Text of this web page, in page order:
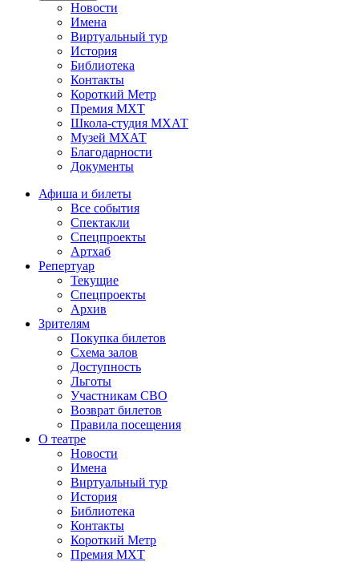
Новости
Имена
Виртуальный тур
История
Библиотека
Контакты
Короткий Метр
Премия МХТ
Школа-студия МХАТ
Музей МХАТ
Благодарности
Документы
Афиша и билеты
Все события
Спектакли
Спецпроекты
Артхаб
Репертуар
Текущие
Спецпроекты
Архив
Зрителям
Покупка билетов
Схема залов
Доступность
Льготы
Участникам СВО
Возврат билетов
Правила посещения
О театре
Новости
Имена
Виртуальный тур
История
Библиотека
Контакты
Короткий Метр
Премия МХТ